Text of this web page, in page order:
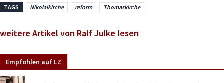
TAGS Nikolaikirche reform Thomaskirche
weitere Artikel von Ralf Julke lesen
Empfohlen auf LZ